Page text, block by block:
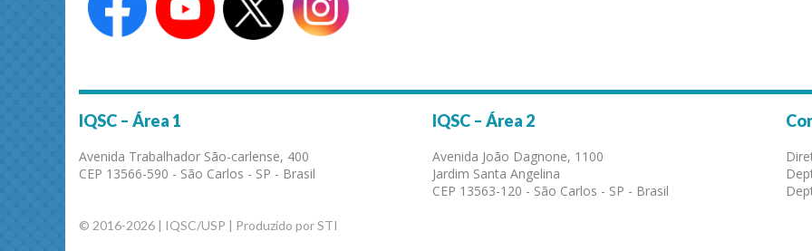
IQSC – Área 1
Avenida Trabalhador São-carlense, 400
CEP 13566-590 - São Carlos - SP - Brasil
IQSC – Área 2
Avenida João Dagnone, 1100
Jardim Santa Angelina
CEP 13563-120 - São Carlos - SP - Brasil
© 2016-2026 | IQSC/USP | Produzido por STI